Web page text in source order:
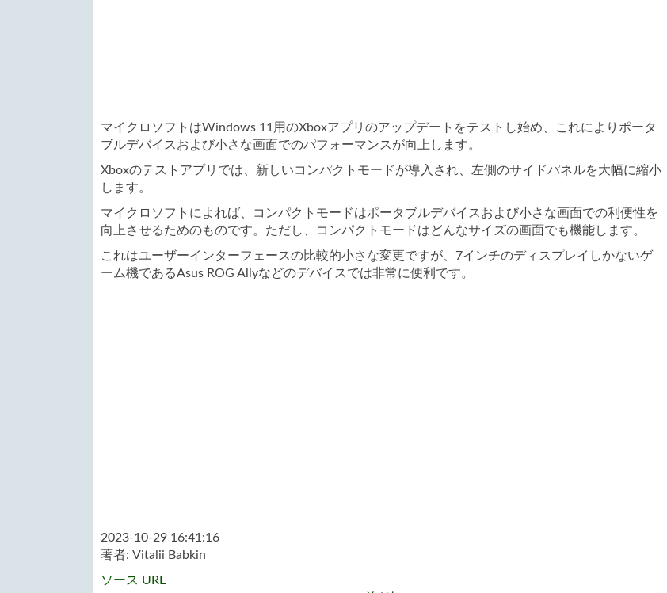
マイクロソフトはWindows 11用のXboxアプリのアップデートをテストし始め、これによりポータ
ブルデバイスおよび小さな画面でのパフォーマンスが向上します。
Xboxのテストアプリでは、新しいコンパクトモードが導入され、左側のサイドパネルを大幅に縮小
します。
マイクロソフトによれば、コンパクトモードはポータブルデバイスおよび小さな画面での利便性を
向上させるためのものです。ただし、コンパクトモードはどんなサイズの画面でも機能します。
これはユーザーインターフェースの比較的小さな変更ですが、7インチのディスプレイしかないゲ
ーム機であるAsus ROG Allyなどのデバイスでは非常に便利です。
2023-10-29 16:41:16
著者: Vitalii Babkin
ソース URL